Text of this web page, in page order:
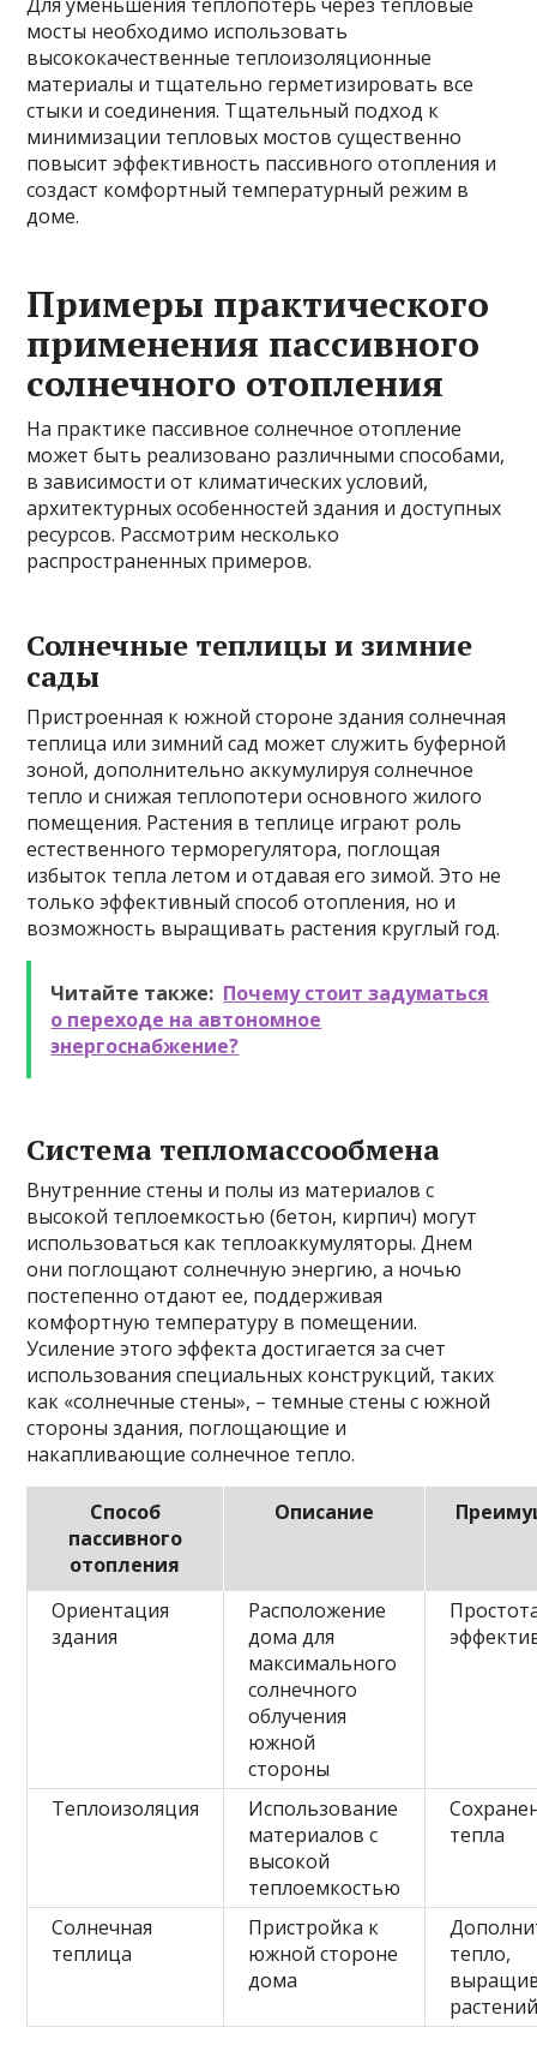
мосты необходимо использовать
высококачественные теплоизоляционные
материалы и тщательно герметизировать все
стыки и соединения. Тщательный подход к
минимизации тепловых мостов существенно
повысит эффективность пассивного отопления и
создаст комфортный температурный режим в
доме.
Примеры практического
применения пассивного
солнечного отопления
На практике пассивное солнечное отопление
может быть реализовано различными способами,
в зависимости от климатических условий,
архитектурных особенностей здания и доступных
ресурсов. Рассмотрим несколько
распространенных примеров.
Солнечные теплицы и зимние
сады
Пристроенная к южной стороне здания солнечная
теплица или зимний сад может служить буферной
зоной, дополнительно аккумулируя солнечное
тепло и снижая теплопотери основного жилого
помещения. Растения в теплице играют роль
естественного терморегулятора, поглощая
избыток тепла летом и отдавая его зимой. Это не
только эффективный способ отопления, но и
возможность выращивать растения круглый год.
Читайте также: Почему стоит задуматься
о переходе на автономное
энергоснабжение?
Система тепломассообмена
Внутренние стены и полы из материалов с
высокой теплоемкостью (бетон, кирпич) могут
использоваться как теплоаккумуляторы. Днем
они поглощают солнечную энергию, а ночью
постепенно отдают ее, поддерживая
комфортную температуру в помещении.
Усиление этого эффекта достигается за счет
использования специальных конструкций, таких
как «солнечные стены», – темные стены с южной
стороны здания, поглощающие и
накапливающие солнечное тепло.
Способ
пассивного
отопления
Описание
Ориентация
здания
Расположение
дома для
максимального
солнечного
облучения
южной
стороны
Теплоизоляция
Использование
материалов с
высокой
теплоемкостью
тепла
Солнечная
теплица
Пристройка к
южной стороне
дома
тепло,